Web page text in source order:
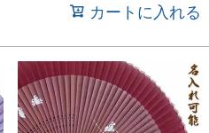
カートに入れる